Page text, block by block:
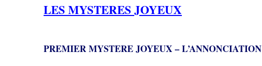
LES MYSTERES JOYEUX
PREMIER MYSTERE JOYEUX – L’ANNONCIATION